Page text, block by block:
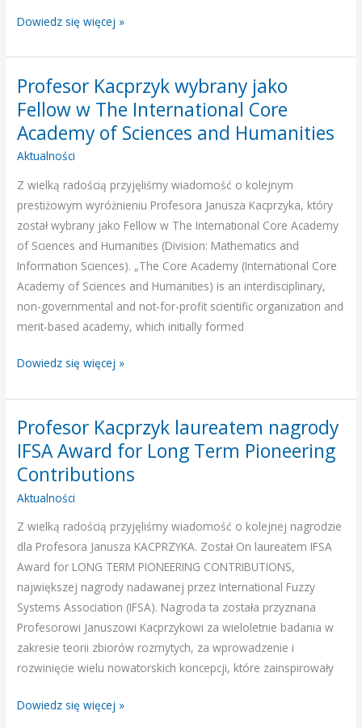
Dowiedz się więcej »
Profesor Kacprzyk wybrany jako
Fellow w The International Core
Academy of Sciences and Humanities
Aktualności
Z wielką radością przyjęliśmy wiadomość o kolejnym
prestiżowym wyróżnieniu Profesora Janusza Kacprzyka, który
został wybrany jako Fellow w The International Core Academy
of Sciences and Humanities (Division: Mathematics and
Information Sciences). „The Core Academy (International Core
Academy of Sciences and Humanities) is an interdisciplinary,
non-governmental and not-for-profit scientific organization and
merit-based academy, which initially formed
Profesor
Kacprzyk
wybrany
jako
Fellow
w
The
International
Core
Academy
of
Sciences
and
Dowiedz się więcej »
Profesor Kacprzyk laureatem nagrody
IFSA Award for Long Term Pioneering
Contributions
Aktualności
Z wielką radością przyjęliśmy wiadomość o kolejnej nagrodzie
dla Profesora Janusza KACPRZYKA. Został On laureatem IFSA
Award for LONG TERM PIONEERING CONTRIBUTIONS,
największej nagrody nadawanej przez International Fuzzy
Systems Association (IFSA). Nagroda ta została przyznana
Profesorowi Januszowi Kacprzykowi za wieloletnie badania w
zakresie teorii zbiorów rozmytych, za wprowadzenie i
rozwinięcie wielu nowatorskich koncepcji, które zainspirowały
Profesor
Kacprzyk
laureatem
nagrody
IFSA
Award
for
Long
Term
Pioneering
Contributions
Dowiedz się więcej »